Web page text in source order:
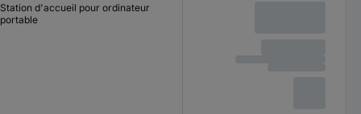
Station d'accueil pour ordinateur
portable